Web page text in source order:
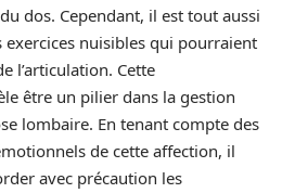
dos. Cependant, il est tout aussi
exercices nuisibles qui pourraient
l’articulation. Cette
être un pilier dans la gestion
lombaire. En tenant compte des
de cette affection, il
avec précaution les